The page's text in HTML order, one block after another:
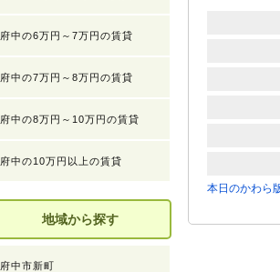
本日のかわら
府中の6万円～7万円の賃貸
府中の7万円～8万円の賃貸
府中の8万円～10万円の賃貸
府中の10万円以上の賃貸
地域から探す
府中市新町